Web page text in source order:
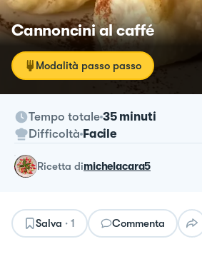
Cannoncini al caffé
Modalità passo passo
Tempo totale 35 minuti
Difficoltà Facile
ricetta dimichelacara5
Salva · 1 Commenta